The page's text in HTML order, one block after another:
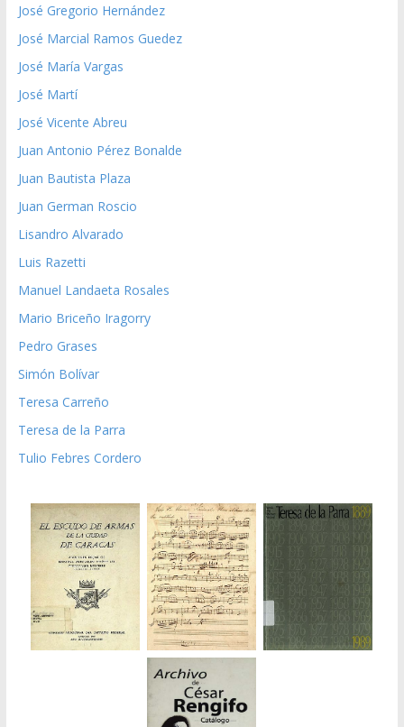
José Gregorio Hernández
José Marcial Ramos Guedez
José María Vargas
José Martí
José Vicente Abreu
Juan Antonio Pérez Bonalde
Juan Bautista Plaza
Juan German Roscio
Lisandro Alvarado
Luis Razetti
Manuel Landaeta Rosales
Mario Briceño Iragorry
Pedro Grases
Simón Bolívar
Teresa Carreño
Teresa de la Parra
Tulio Febres Cordero